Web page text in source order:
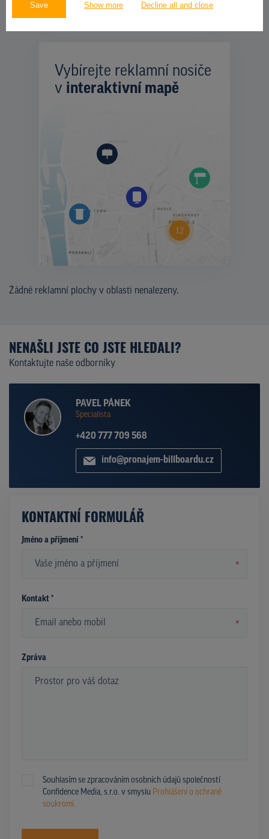
Save Show more Decline all and close
REKLAMNÍ PLOCHY V OBLASTI
Vybírejte reklamní nosiče
v interaktivní mapě
Žádné reklamní plochy v oblasti nenalezeny.
NENAŠLI JSTE CO JSTE HLEDALI?
Kontaktujte naše odborníky
PAVEL PÁNEK
Specialista
+420 777 709 568
info@pronajem-billboardu.cz
KONTAKTNÍ FORMULÁŘ
Jméno a příjmení *
*
Kontakt *
*
Zpráva
Souhlasím se zpracováním osobních údajů společností
Confidence Media, s.r.o. v smyslu Prohlášení o ochraně
soukromí.